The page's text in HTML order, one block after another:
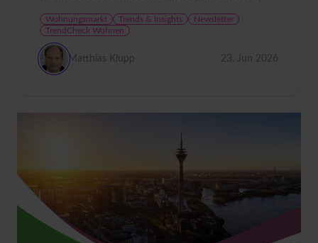
Wohnungsmarkt Trends & Insights
Newsletter
TrendCheck Wohnen
Matthias Klupp 23. Jun 2026